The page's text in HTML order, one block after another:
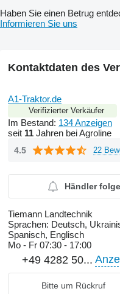
Haben Sie einen Betrug
Informieren Sie uns
Kontaktdaten des
A1-Traktor.de
Verifizierter Verkäufer
Im Bestand: 134 Anzeigen
seit 11 Jahren bei Agroline
4.5 22
Händler
Tiemann Landtechnik
Sprachen: Deutsch,
Spanisch, Englisch
Mo - Fr 07:30 - 17:00
+49 4282 50...
Bitte um Rückruf